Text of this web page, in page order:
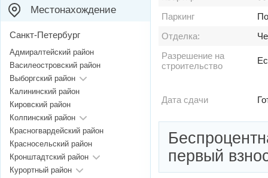
Паркинг
Отделка:
Разрешение на
строительство
Дата сдачи
первый
Местонахождение
Санкт-Петербург
Адмиралтейский район
Василеостровский район
Выборгский район
Калининский район
Кировский район
Колпинский район
Красногвардейский район
Красносельский район
Кронштадтский район
Курортный район